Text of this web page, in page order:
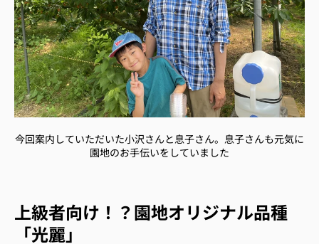
今回案内していただいた小沢さんと息子さん。息子さんも元気に
園地のお手伝いをしていました
上級者向け！？園地オリジナル品種
「光麗」